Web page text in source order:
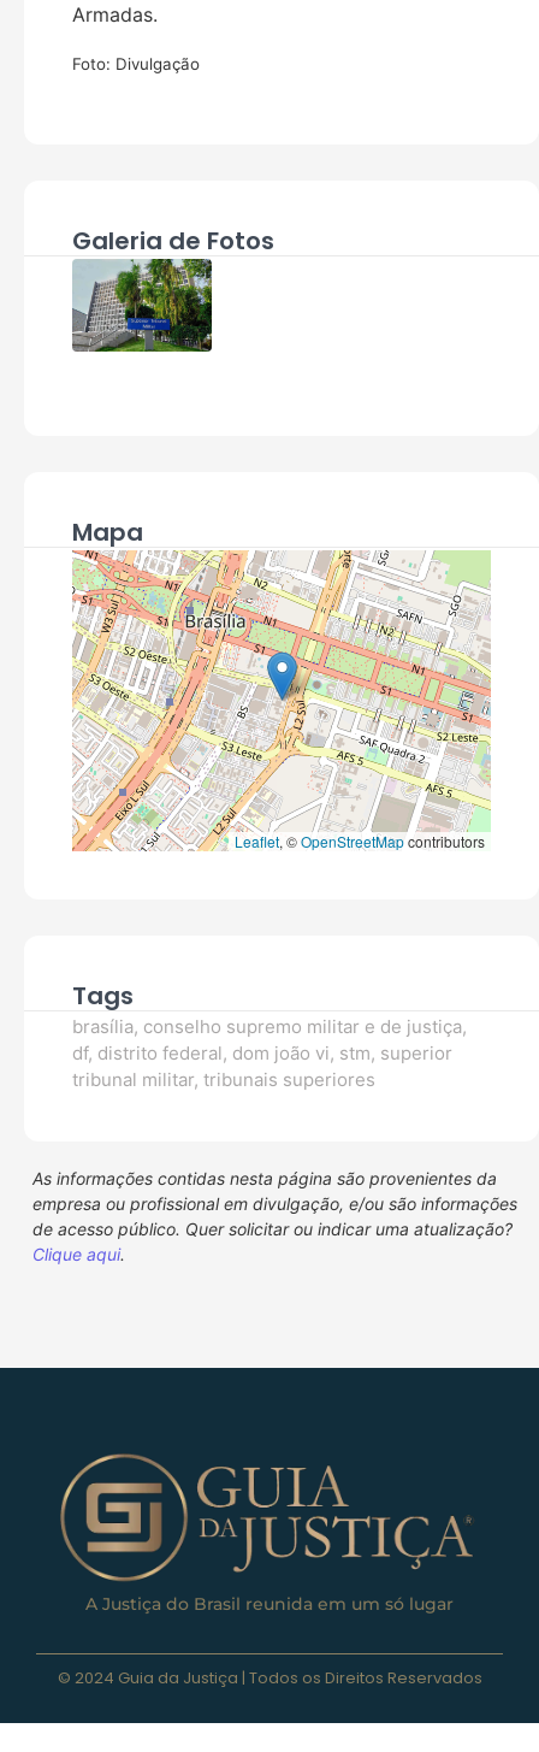
Armadas.
Foto: Divulgação
Galeria de Fotos
Mapa
Leaflet, ©OpenStreetMapcontributors
Tags
brasília, conselho supremo militar e de justiça,
df, distrito federal, dom joão vi, stm, superior
tribunal militar, tribunais superiores
As informações contidas nesta página são provenientes da
empresa ou profissional em divulgação, e/ou são informações
de acesso público. Quer solicitar ou indicar uma atualização?
Clique aqui.
A Justiça do Brasil reunida em um só lugar
© 2024 Guia da Justiça | Todos os Direitos Reservados